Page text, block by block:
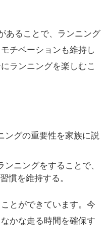
あることで、ランニング
チベーションも維持し
ランニングを楽しむこ
ングの重要性を家族に説
ンニングをすることで、
慣を維持する。
とができています。今
かな走る時間を確保す